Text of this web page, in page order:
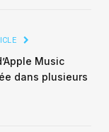
Music
dans plusieurs